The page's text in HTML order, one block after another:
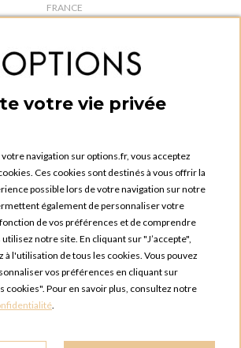
FRANCE
OPTIONS - PARIS 5E
5 quai de la tournelle
FRANCE
OPTIONS ROUEN
Rue du Clos Tellier
Saint-Etienne-du-Rouvray
FRANCE
Téléphone :+33 2 35 08 38 53
OPTIONS TOULOUSE
Marie, ZAC de Saint-Martin du Touch
31300 Toulouse
FRANCE
votre vie privée
navigation sur options.fr, vous acceptez
Ces cookies sont destinés à vous offrir la
possible lors de votre navigation sur notre
également de personnaliser votre
de vos préférences et de comprendre
notre site. En cliquant sur "J’accepte",
à l'utilisation de tous les cookies. Vous pouvez
vos préférences en cliquant sur
cookies". Pour en savoir plus, consultez notre
.